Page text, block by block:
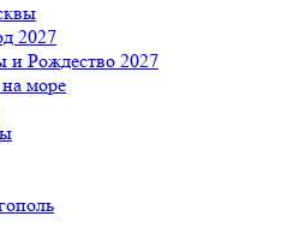
2027
и Рождество 2027
море